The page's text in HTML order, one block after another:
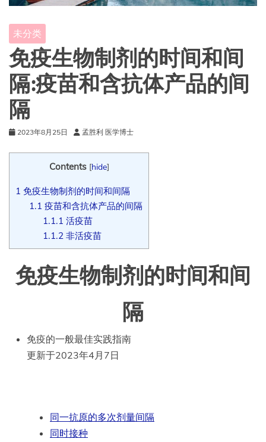
未分类
免疫生物制剂的时间和间
隔:疫苗和含抗体产品的间
隔
2023年8月25日 孟胜利 医学博士
Contents [hide]
1 免疫生物制剂的时间和间隔
1.1 疫苗和含抗体产品的间隔
1.1.1 活疫苗
1.1.2 非活疫苗
免疫生物制剂的时间和间
隔
免疫的一般最佳实践指南
更新于2023年4月7日
同一抗原的多次剂量间隔
同时接种